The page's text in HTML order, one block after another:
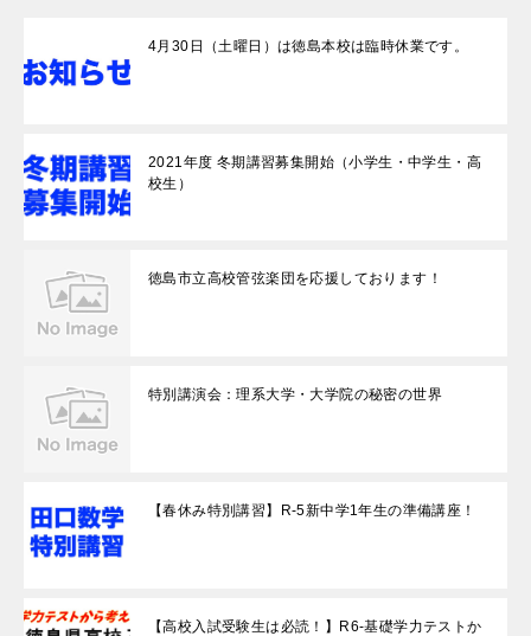
4月30日（土曜日）は徳島本校は臨時休業です。
2021年度 冬期講習募集開始（小学生・中学生・高
校生）
徳島市立高校管弦楽団を応援しております！
特別講演会：理系大学・大学院の秘密の世界
【春休み特別講習】R-5新中学1年生の準備講座！
【高校入試受験生は必読！】R6-基礎学力テストか